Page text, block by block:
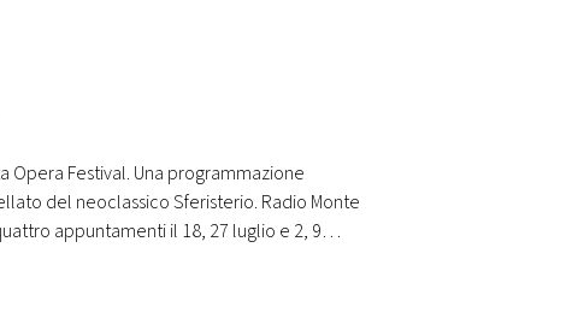
Opera Festival. Una programmazione
del neoclassico Sferisterio. Radio Monte
appuntamenti il 18, 27 luglio e 2, 9